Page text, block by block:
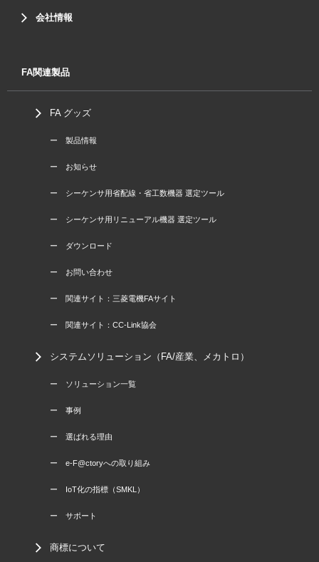
会社情報
FA関連製品
FA グッズ
ー 製品情報
ー お知らせ
ー シーケンサ用省配線・省工数機器 選定ツール
ー シーケンサ用リニューアル機器 選定ツール
ー ダウンロード
ー お問い合わせ
ー 関連サイト：三菱電機FAサイト
ー 関連サイト：CC-Link協会
システムソリューション（FA/産業、メカトロ）
ー ソリューション一覧
ー 事例
ー 選ばれる理由
ー e-F@ctoryへの取り組み
ー IoT化の指標（SMKL）
ー サポート
商標について